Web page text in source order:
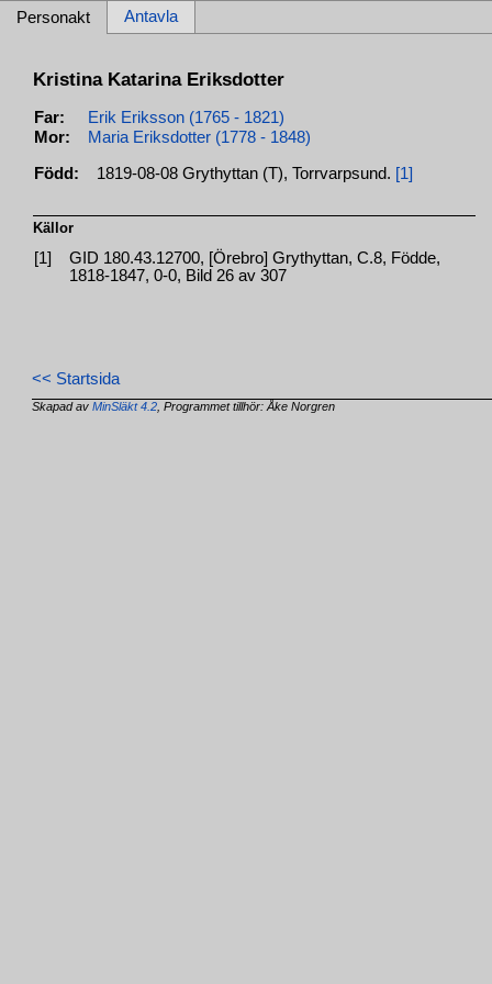
Personakt Antavla
Kristina Katarina Eriksdotter
Far:
Erik Eriksson (1765 - 1821)
Mor:
Maria Eriksdotter (1778 - 1848)
Född: 1819-08-08 Grythyttan (T), Torrvarpsund. [1]
Källor
[1]
GID 180.43.12700, [Örebro] Grythyttan, C.8, Födde,
1818-1847, 0-0, Bild 26 av 307
<< Startsida
Skapad avMinSläkt 4.2 , Programmet tillhör: Åke Norgren